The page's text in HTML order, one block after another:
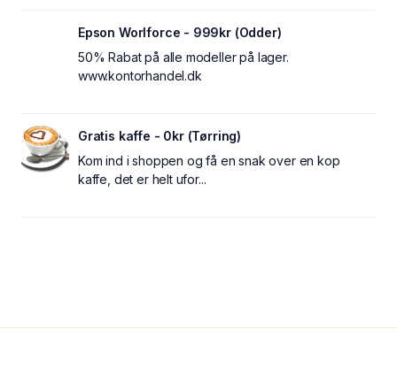
Epson Worlforce - 999kr (Odder)
50% Rabat på alle modeller på lager.
www.kontorhandel.dk
Gratis kaffe - 0kr (Tørring)
Kom ind i shoppen og få en snak over en kop
kaffe, det er helt ufor...